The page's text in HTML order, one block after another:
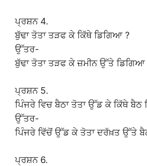
ਪ੍ਰਸ਼ਨ 4.
ਬੁੱਢਾ ਤੋਤਾ ਤੜਫ ਕੇ ਕਿੱਥੇ ਡਿਗਿਆ ?
ਉੱਤਰ-
ਬੁੱਢਾ ਤੋਤਾ ਤੜਫ ਕੇ ਜ਼ਮੀਨ ਉੱਤੇ ਡਿਗਿਆ
ਪ੍ਰਸ਼ਨ 5.
ਪਿੰਜਰੇ ਵਿਚ ਬੈਠਾ ਤੋਤਾ ਉੱਡ ਕੇ ਕਿੱਥੇ ਬੈਠ
ਉੱਤਰ-
ਪਿੰਜਰੇ ਵਿੱਚੋਂ ਉੱਡ ਕੇ ਤੋਤਾ ਦਰੱਖ਼ਤ ਉੱਤੇ
ਪ੍ਰਸ਼ਨ 6.